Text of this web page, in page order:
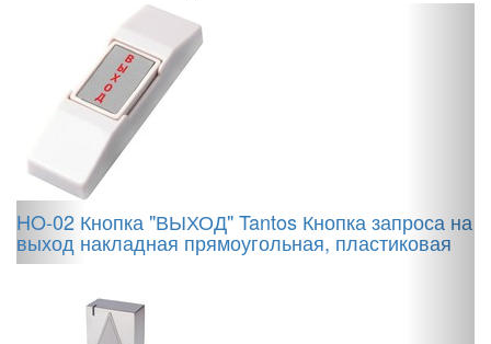
HO-02 Кнопка "ВЫХОД" Tantos Кнопка запроса на
выход накладная прямоугольная, пластиковая